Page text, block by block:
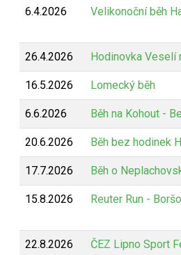
6.4.2026 Velikonoční běh
26.4.2026 Hodinovka Veselí
16.5.2026 Lomecký běh
6.6.2026 Běh na Kohout -
20.6.2026 Běh bez hodinek
17.7.2026 Běh o
15.8.2026 Reuter Run -
22.8.2026 ČEZ Lipno Sport